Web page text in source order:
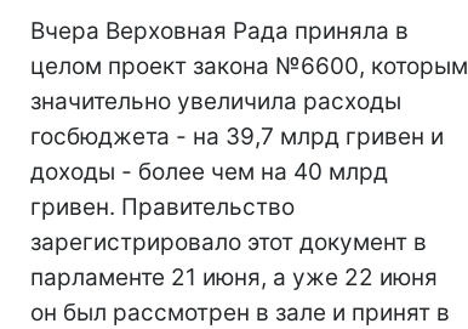
Вчера Верховная Рада приняла в
целом проект закона №6600, которым
значительно увеличила расходы
госбюджета - на 39,7 млрд гривен и
доходы - более чем на 40 млрд
гривен. Правительство
зарегистрировало этот документ в
парламенте 21 июня, а уже 22 июня
он был рассмотрен в зале и принят в